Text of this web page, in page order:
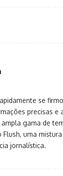
se
precisas
gama de
uma
jornalística.